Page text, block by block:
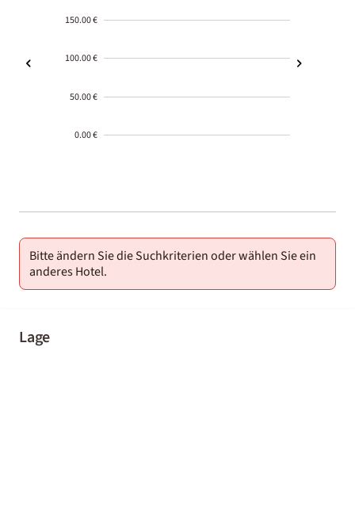
150.00 €
100.00 €
50.00 €
0.00 €
01-02
Bitte ändern Sie die Suchkriterien oder wählen Sie ein
anderes Hotel.
Lage